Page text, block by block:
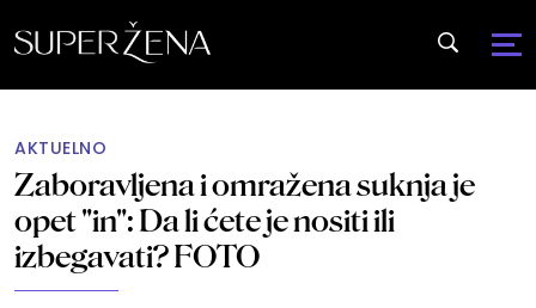
AKTUELNO
Zaboravljena i omražena suknja je
opet "in": Da li ćete je nositi ili
izbegavati? FOTO